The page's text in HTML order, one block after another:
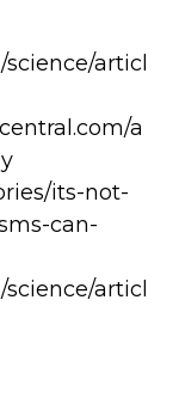
articl
a
its-not-
can-
articl